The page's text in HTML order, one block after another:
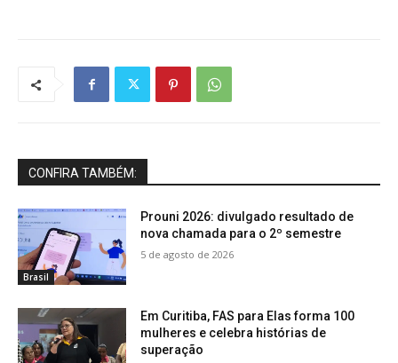
CONFIRA TAMBÉM:
Brasil
Prouni 2026: divulgado resultado de
nova chamada para o 2º semestre
5 de agosto de 2026
Em Curitiba, FAS para Elas forma 100
mulheres e celebra histórias de
superação